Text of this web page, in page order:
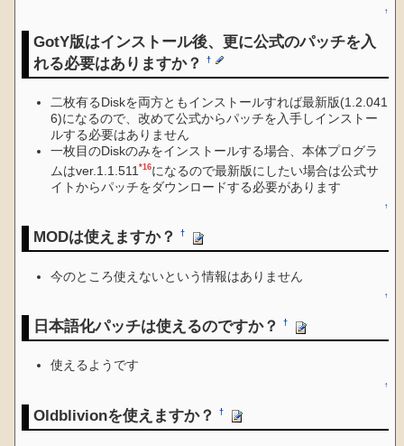
↑
GotY版はインストール後、更に公式のパッチを入
れる必要はありますか？†
二枚有るDiskを両方ともインストールすれば最新版(1.2.041
6)になるので、改めて公式からパッチを入手しインストー
ルする必要はありません
一枚目のDiskのみをインストールする場合、本体プログラ
ムはver.1.1.511*16になるので最新版にしたい場合は公式サ
イトからパッチをダウンロードする必要があります
↑
MODは使えますか？†
今のところ使えないという情報はありません
↑
日本語化パッチは使えるのですか？†
使えるようです
↑
Oldblivionを使えますか？†